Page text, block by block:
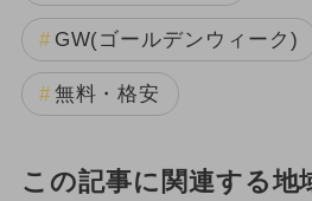
GW(ゴールデンウィーク)
無料・格安
この記事に関連する地